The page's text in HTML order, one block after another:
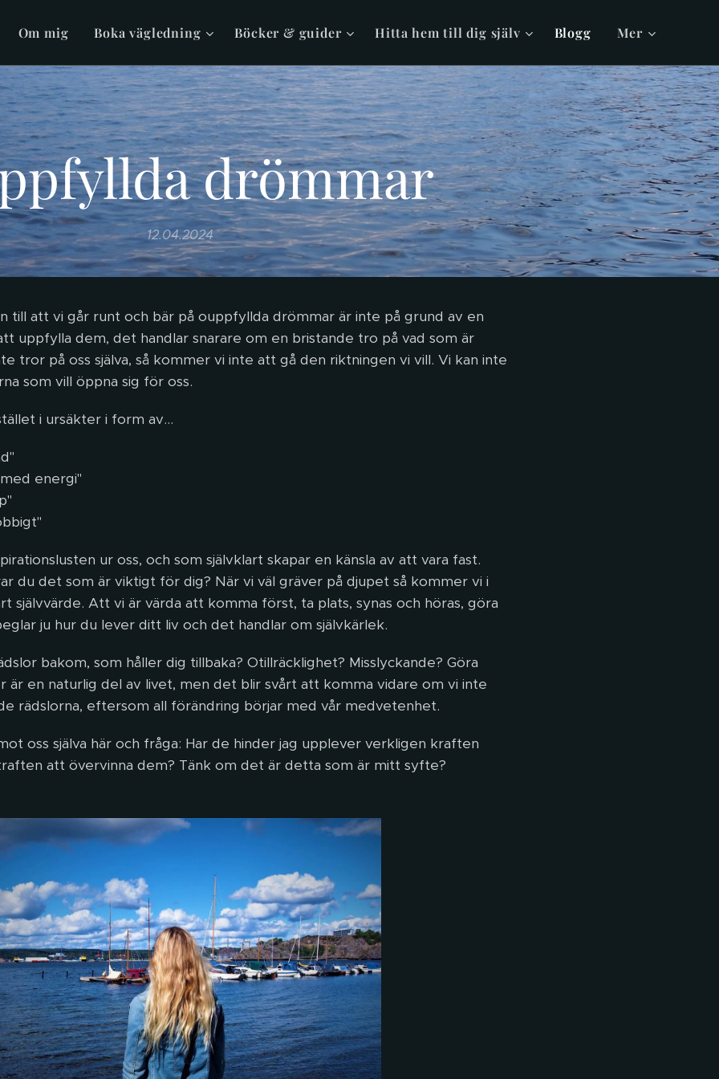
Om mig Boka vägledning Böcker & guider Hitta hem till dig själv Blogg Mer
drömmar
12.04.2024
till att vi går runt och bär på ouppfyllda drömmar är inte på grund av en
uppfylla dem, det handlar snarare om en bristande tro på vad som är
tror på oss själva, så kommer vi inte att gå den riktningen vi vill. Vi kan inte
som vill öppna sig för oss.
i ursäkter i form av…
energi"
ur oss, och som självklart skapar en känsla av att vara fast.
du det som är viktigt för dig? När vi väl gräver på djupet så kommer vi i
självvärde. Att vi är värda att komma först, ta plats, synas och höras, göra
ju hur du lever ditt liv och det handlar om självkärlek.
bakom, som håller dig tillbaka? Otillräcklighet? Misslyckande? Göra
är en naturlig del av livet, men det blir svårt att komma vidare om vi inte
rädslorna, eftersom all förändring börjar med vår medvetenhet.
oss själva här och fråga: Har de hinder jag upplever verkligen kraften
att övervinna dem? Tänk om det är detta som är mitt syfte? 🤍